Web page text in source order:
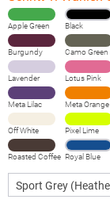
Apple Green Black
Burgundy Camo Green
Lavender Lotus Pink
Meta Lilac Meta Orange
Off White Pixel Lime
Roasted Coffee Royal Blue